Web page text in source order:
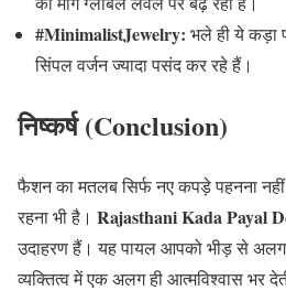
#MinimalistJewelry: भले ही ये कड़ा
सिंपल वर्जन ज्यादा पसंद कर रहे हैं।
निष्कर्ष (Conclusion)
फैशन का मतलब सिर्फ नए कपड़े पहनना
रहना भी है। Rajasthani Kada Payal
उदाहरण हैं। यह पायल आपको भीड़ से
व्यक्तित्व में एक अलग ही आत्मविश्वास भर